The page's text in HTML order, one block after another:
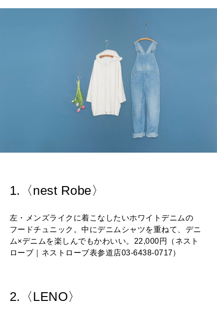
2026年2月号「良運を掴む 新・開運術。」
2026年1月号「猫がいれば、幸せ」
2025年12月号「お酒の新常識。」
1.〈nest Robe〉
左・メンズライクに着こなしたいホワイトデニムの
フードチュニック。中にデニムシャツを重ねて、デニ
ム×デニムを楽しんでもかわいい。22,000円（ネスト
ローブ｜ネストローブ表参道店03-6438-0717）
2.〈LENO〉